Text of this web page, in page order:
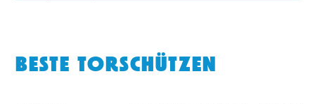
BESTE TORSCHÜTZEN